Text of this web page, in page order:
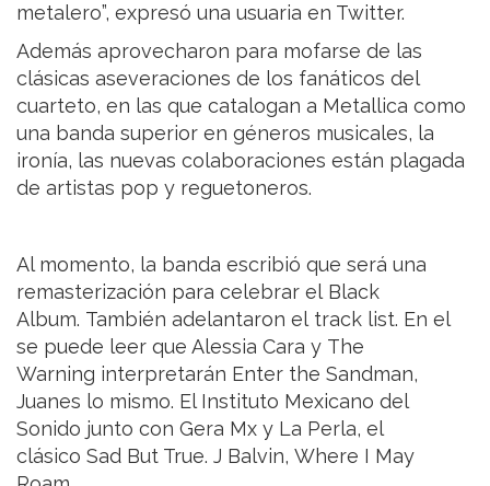
metalero”, expresó una usuaria en Twitter.
Además aprovecharon para mofarse de las
clásicas aseveraciones de los fanáticos del
cuarteto, en las que catalogan a Metallica como
una banda superior en géneros musicales, la
ironía, las nuevas colaboraciones están plagada
de artistas pop y reguetoneros.
Al momento, la banda escribió que será una
remasterización para celebrar el Black
Album. También adelantaron el track list. En el
se puede leer que Alessia Cara y The
Warning interpretarán Enter the Sandman,
Juanes lo mismo. El Instituto Mexicano del
Sonido junto con Gera Mx y La Perla, el
clásico Sad But True. J Balvin, Where I May